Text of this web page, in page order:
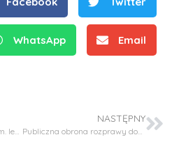
WhatsApp Email
Harmonogram zajęć w sem. letnim roku akad. 2025/26
NASTĘPNY
Publiczna obrona rozprawy doktorskiej – mgr inż. Michał Ochman